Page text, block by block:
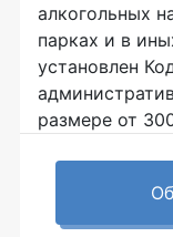
алкогольных
парках и в
установлен
размере от